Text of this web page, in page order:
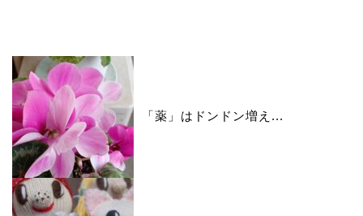
「薬」はドンドン増え...